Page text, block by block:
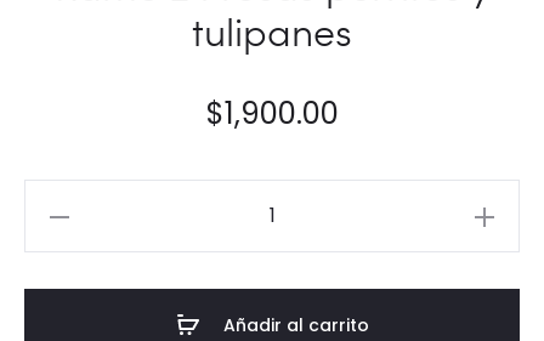
tulipanes
$1,900.00
Añadir al carrito